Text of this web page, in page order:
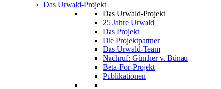
Das Urwald-Projekt
Das Urwald-Projekt
25 Jahre Urwald
Das Projekt
Die Projektpartner
Das Urwald-Team
Nachruf: Günther v. Bünau
Beta-For-Projekt
Publikationen